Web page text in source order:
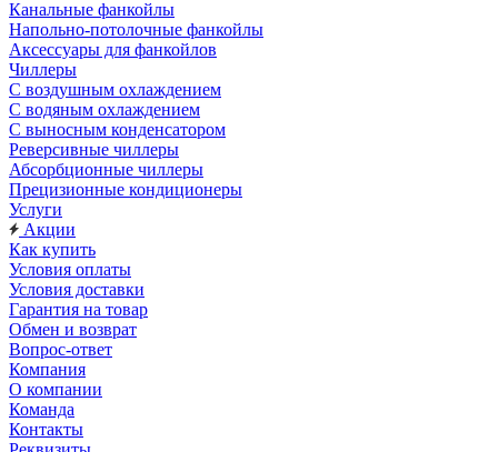
Канальные фанкойлы
Напольно-потолочные фанкойлы
Аксессуары для фанкойлов
Чиллеры
С воздушным охлаждением
С водяным охлаждением
С выносным конденсатором
Реверсивные чиллеры
Абсорбционные чиллеры
Прецизионные кондиционеры
Услуги
Акции
Как купить
Условия оплаты
Условия доставки
Гарантия на товар
Обмен и возврат
Вопрос-ответ
Компания
О компании
Команда
Контакты